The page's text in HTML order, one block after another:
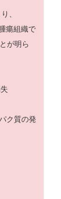
、
瘍組織で
が明ら
ク質の発